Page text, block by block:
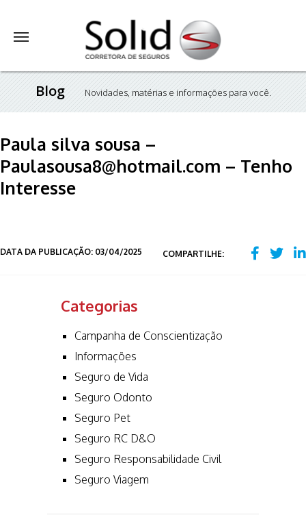
Blog Novidades, matérias e informações para você.
Paula silva sousa –
Paulasousa8@hotmail.com – Tenho
Interesse
DATA DA PUBLICAÇÃO: 03/04/2025 COMPARTILHE:
Categorias
Campanha de Conscientização
Informações
Seguro de Vida
Seguro Odonto
Seguro Pet
Seguro RC D&O
Seguro Responsabilidade Civil
Seguro Viagem